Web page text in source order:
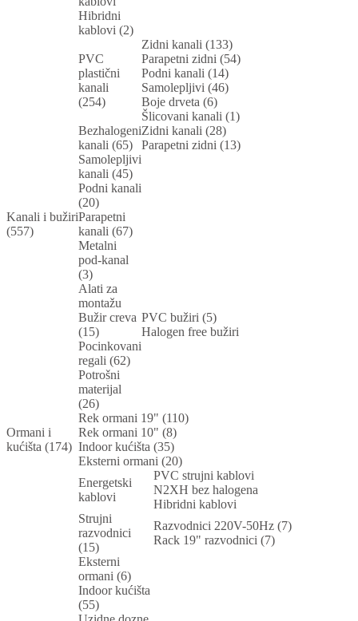
Hibridni
kablovi (2)
Kanali i bužiri
(557)
PVC
plastični
kanali
(254)
Zidni kanali (133)
Parapetni zidni (54)
Podni kanali (14)
Samolepljivi (46)
Boje drveta (6)
Šlicovani kanali (1)
Bezhalogeni
kanali (65)
Zidni kanali (28)
Parapetni zidni (13)
Samolepljivi
kanali (45)
Podni kanali
(20)
Parapetni
kanali (67)
Metalni
pod-kanal
(3)
Alati za
montažu
Bužir creva
(15)
PVC bužiri (5)
Halogen free bužiri
Pocinkovani
regali (62)
Potrošni
materijal
(26)
Ormani i
kućišta (174)
Rek ormani 19" (110)
Rek ormani 10" (8)
Indoor kućišta (35)
Eksterni ormani (20)
Energetski
kablovi
PVC strujni kablovi
N2XH bez halogena
Hibridni kablovi
Strujni
razvodnici
(15)
Razvodnici 220V-50Hz (7)
Rack 19" razvodnici (7)
Eksterni
ormani (6)
Indoor kućišta
(55)